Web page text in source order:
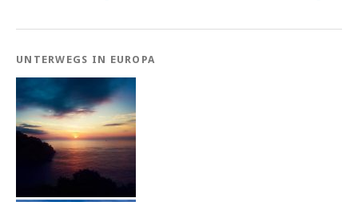
UNTERWEGS IN EUROPA